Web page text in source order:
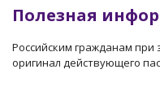
Полезная
Российским гражданам
оригинал действующего